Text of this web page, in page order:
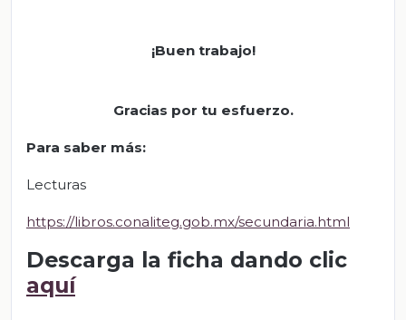
¡Buen trabajo!
Gracias por tu esfuerzo.
Para saber más:
Lecturas
https://libros.conaliteg.gob.mx/secundaria.html
Descarga la ficha dando clic
aquí